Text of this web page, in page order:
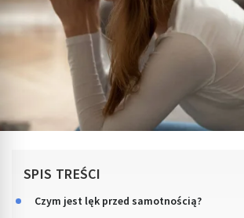
SPIS TREŚCI
Czym jest lęk przed samotnością?